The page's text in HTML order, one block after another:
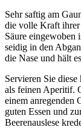
Sehr saftig am
die volle Kraft ihrer
Säure eingewoben
seidig in den
die Nase und hält
Servieren Sie
als feinen Aperitif.
einem anregenden
guten Essen und
Beerenauslese